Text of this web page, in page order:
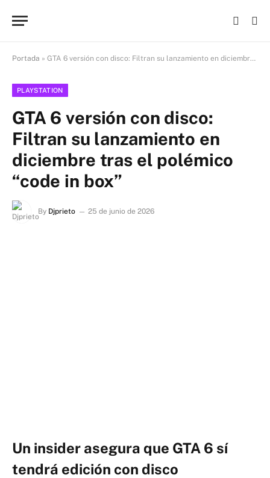
Portada » GTA 6 versión con disco: Filtran su lanzamiento en diciembre tras el polémico “code in box”
PLAYSTATION
GTA 6 versión con disco:
Filtran su lanzamiento en
diciembre tras el polémico
“code in box”
By Djprieto 25 de junio de 2026
Un insider asegura que GTA 6 sí
tendrá edición con disco